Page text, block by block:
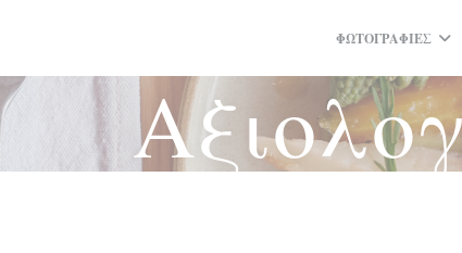
ΦΩΤΟΓΡΑΦΊΕΣ